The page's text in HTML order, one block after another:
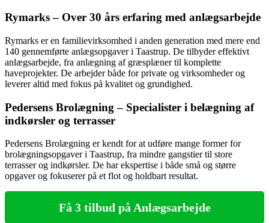
Rymarks – Over 30 års erfaring med anlægsarbejde
Rymarks er en familievirksomhed i anden generation med mere end
140 gennemførte anlægsopgaver i Taastrup. De tilbyder effektivt
anlægsarbejde, fra anlægning af græsplæner til komplette
haveprojekter. De arbejder både for private og virksomheder og
leverer altid med fokus på kvalitet og grundighed.
Pedersens Brolægning – Specialister i belægning af
indkørsler og terrasser
Pedersens Brolægning er kendt for at udføre mange former for
brolægningsopgaver i Taastrup, fra mindre gangstier til store
terrasser og indkørsler. De har ekspertise i både små og større
opgaver og fokuserer på et flot og holdbart resultat.
Få 3 tilbud på Anlægsarbejde